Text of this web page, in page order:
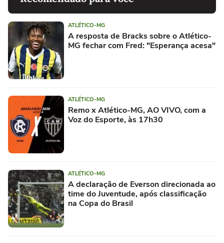
ATLÉTICO-MG
A resposta de Bracks sobre o Atlético-
MG fechar com Fred: "Esperança acesa"
ATLÉTICO-MG
Remo x Atlético-MG, AO VIVO, com a
Voz do Esporte, às 17h30
ATLÉTICO-MG
A declaração de Everson direcionada ao
time do Juventude, após classificação
na Copa do Brasil